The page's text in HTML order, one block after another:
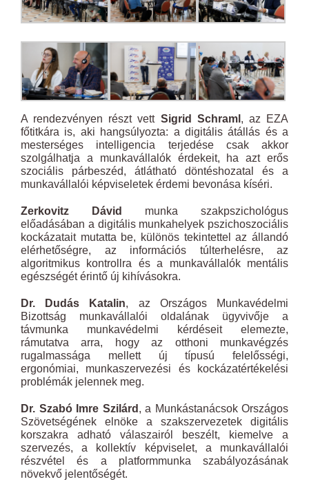
A rendezvényen részt vett Sigrid Schraml , az EZA
főtitkára is, aki hangsúlyozta: a digitális átállás és a
mesterséges intelligencia terjedése csak akkor
szolgálhatja a munkavállalók érdekeit, ha azt erős
szociális párbeszéd, átlátható döntéshozatal és a
munkavállalói képviseletek érdemi bevonása kíséri.
Zerkovitz Dávid
munka szakpszichológus
előadásában a digitális munkahelyek pszichoszociális
kockázatait mutatta be, különös tekintettel az állandó
elérhetőségre, az információs túlterhelésre, az
algoritmikus kontrollra és a munkavállalók mentális
egészségét érintő új kihívásokra.
Dr. Dudás Katalin, az Országos Munkavédelmi
Bizottság munkavállalói oldalának ügyvivője a
távmunka munkavédelmi kérdéseit elemezte,
rámutatva arra, hogy az otthoni munkavégzés
rugalmassága mellett új típusú felelősségi,
ergonómiai, munkaszervezési és kockázatértékelési
problémák jelennek meg.
Dr. Szabó Imre Szilárd , a Munkástanácsok Országos
Szövetségének elnöke a szakszervezetek digitális
korszakra adható válaszairól beszélt, kiemelve a
szervezés, a kollektív képviselet, a munkavállalói
részvétel és a platformmunka szabályozásának
növekvő jelentőségét.